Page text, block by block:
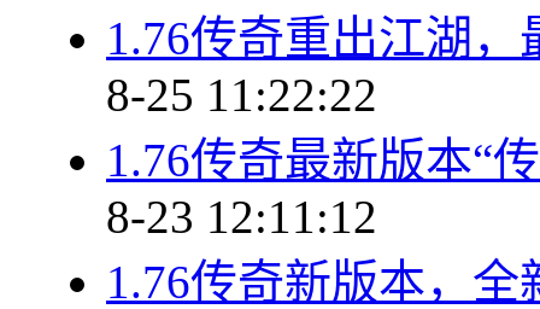
1.76传奇重出江湖
8-25 11:22:22
1.76传奇最新版本“
8-23 12:11:12
1.76传奇新版本，